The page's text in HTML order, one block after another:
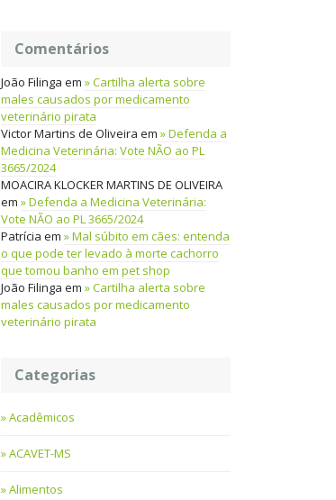
Comentários
João Filinga em
Cartilha alerta sobre
males causados por medicamento
veterinário pirata
Victor Martins de Oliveira em
Defenda a
Medicina Veterinária: Vote NÃO ao PL
3665/2024
MOACIRA KLOCKER MARTINS DE OLIVEIRA
em
Defenda a Medicina Veterinária:
Vote NÃO ao PL 3665/2024
Patrícia em
Mal súbito em cães: entenda
o que pode ter levado à morte cachorro
que tomou banho em pet shop
João Filinga em
Cartilha alerta sobre
males causados por medicamento
veterinário pirata
Categorias
Acadêmicos
ACAVET-MS
Alimentos